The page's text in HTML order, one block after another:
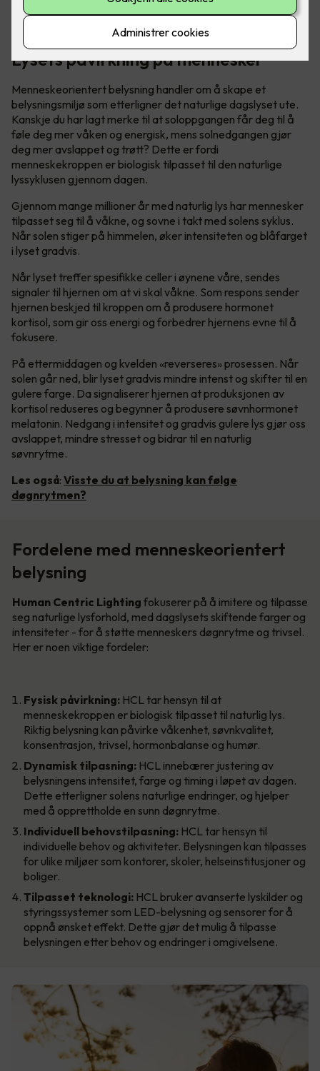
Menneskeorientert belysning (HCL) tar en helhetlig
tilnærming til å forstå hvordan lys påvirker mennesker.
Lysets påvirkning på mennesker
Menneskeorientert belysning handler om å skape et
belysningsmiljø som etterligner det naturlige dagslyset ute.
Kanskje du har lagt merke til at soloppgangen får deg til å
føle deg mer våken og energisk, mens solnedgangen gjør
deg mer avslappet og trøtt? Dette er fordi
menneskekroppen er biologisk tilpasset til den naturlige
lyssyklusen gjennom dagen.
Gjennom mange millioner år med naturlig lys har mennesker
tilpasset seg til å våkne, og sovne i takt med solens syklus.
Når solen stiger på himmelen, øker intensiteten og blåfarget
i lyset gradvis.
Når lyset treffer spesifikke celler i øynene våre, sendes
signaler til hjernen om at vi skal våkne. Som respons sender
hjernen beskjed til kroppen om å produsere hormonet
kortisol, som gir oss energi og forbedrer hjernens evne til å
fokusere.
På ettermiddagen og kvelden «reverseres» prosessen. Når
solen går ned, blir lyset gradvis mindre intenst og skifter til en
gulere farge. Da signaliserer hjernen at produksjonen av
kortisol reduseres og begynner å produsere søvnhormonet
melatonin. Nedgang i intensitet og gradvis gulere lys gjør oss
avslappet, mindre stresset og bidrar til en naturlig
søvnrytme.
Les også: Visste du at belysning kan følge
døgnrytmen?
Fordelene med menneskeorientert
belysning
Human Centric Lighting fokuserer på å imitere og tilpasse
seg naturlige lysforhold, med dagslysets skiftende farger og
intensiteter - for å støtte menneskers døgnrytme og trivsel.
Her er noen viktige fordeler:
Fysisk påvirkning: HCL tar hensyn til at
menneskekroppen er biologisk tilpasset til naturlig lys.
Riktig belysning kan påvirke våkenhet, søvnkvalitet,
konsentrasjon, trivsel, hormonbalanse og humør.
Dynamisk tilpasning: HCL innebærer justering av
belysningens intensitet, farge og timing i løpet av dagen.
Dette etterligner solens naturlige endringer, og hjelper
med å opprettholde en sunn døgnrytme.
Individuell behovstilpasning: HCL tar hensyn til
individuelle behov og aktiviteter. Belysningen kan tilpasses
for ulike miljøer som kontorer, skoler, helseinstitusjoner og
boliger.
Tilpasset teknologi: HCL bruker avanserte lyskilder og
styringssystemer som LED-belysning og sensorer for å
oppnå ønsket effekt. Dette gjør det mulig å tilpasse
belysningen etter behov og endringer i omgivelsene.